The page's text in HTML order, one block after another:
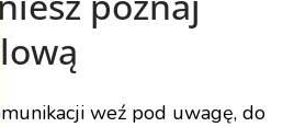
weź pod uwagę, do